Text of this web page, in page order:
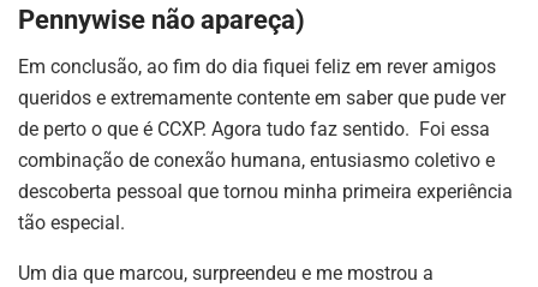
Pennywise não apareça)
Em conclusão, ao fim do dia fiquei feliz em rever amigos
queridos e extremamente contente em saber que pude ver
de perto o que é CCXP. Agora tudo faz sentido. Foi essa
combinação de conexão humana, entusiasmo coletivo e
descoberta pessoal que tornou minha primeira experiência
tão especial.
Um dia que marcou, surpreendeu e me mostrou a